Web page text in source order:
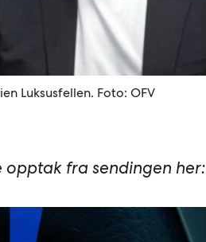
Luksusfellen. Foto: OFV
fra sendingen her: